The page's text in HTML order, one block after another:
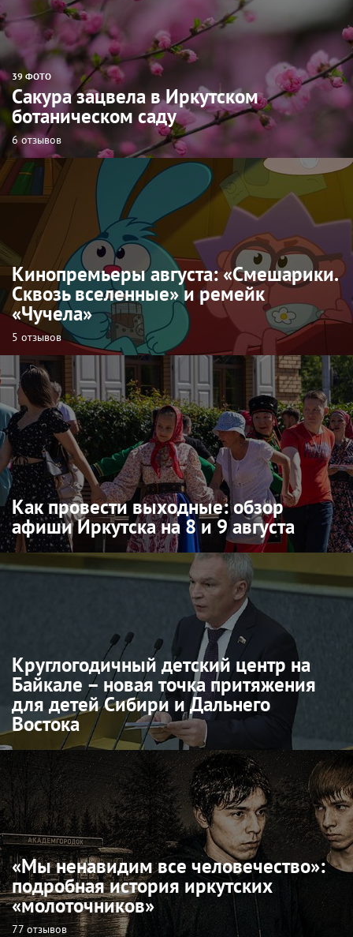
39 ФОТО
Сакура зацвела в Иркутском
ботаническом саду
6 отзывов
Кинопремьеры августа: «Смешарики.
Сквозь вселенные» и ремейк
«Чучела»
5 отзывов
Как провести выходные: обзор
афиши Иркутска на 8 и 9 августа
Круглогодичный детский центр на
Байкале – новая точка притяжения
для детей Сибири и Дальнего
Востока
«Мы ненавидим все человечество»:
подробная история иркутских
«молоточников»
77 отзывов